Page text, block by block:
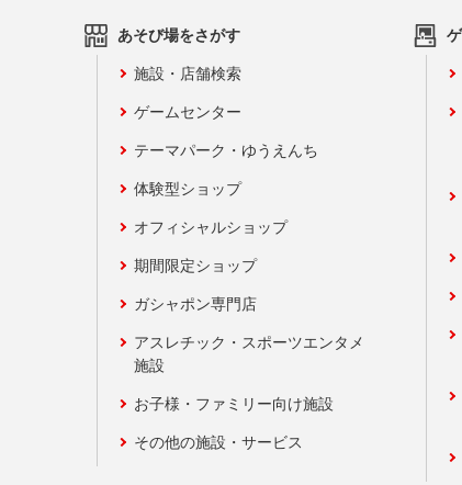
あそび場をさがす
施設・店舗検索
ゲームセンター
テーマパーク・ゆうえんち
体験型ショップ
オフィシャルショップ
期間限定ショップ
ガシャポン専門店
アスレチック・スポーツエンタメ
施設
お子様・ファミリー向け施設
その他の施設・サービス